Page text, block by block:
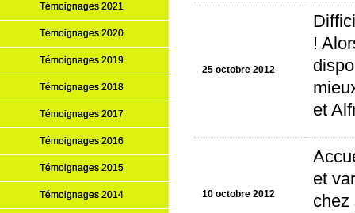
Témoignages 2021
Témoignages 2020
Témoignages 2019
Témoignages 2018
Témoignages 2017
Témoignages 2016
Témoignages 2015
Témoignages 2014
25 octobre 2012
!
et
10 octobre 2012
et
chez